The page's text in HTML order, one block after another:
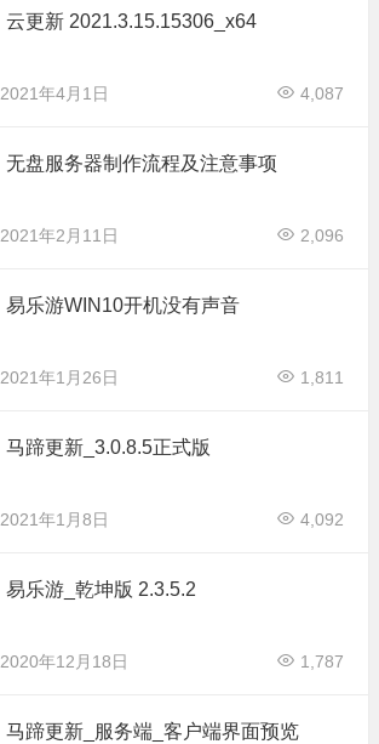
云更新 2021.3.15.15306_x64
2021年4月1日 4,087
无盘服务器制作流程及注意事项
2021年2月11日 2,096
易乐游WIN10开机没有声音
2021年1月26日 1,811
马蹄更新_3.0.8.5正式版
2021年1月8日 4,092
易乐游_乾坤版 2.3.5.2
2020年12月18日 1,787
马蹄更新_服务端_客户端界面预览